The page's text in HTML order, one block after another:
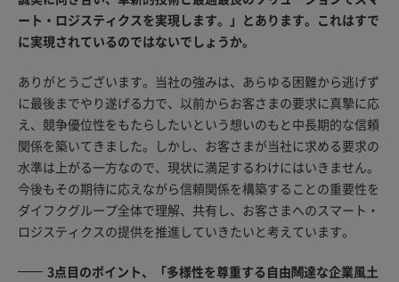
ート・ロジスティクスを実現します。」とあります。これはすで
に実現されているのではないでしょうか。
ありがとうございます。当社の強みは、あらゆる困難から逃げず
に最後までやり遂げる力で、以前からお客さまの要求に真摯に応
え、競争優位性をもたらしたいという想いのもと中長期的な信頼
関係を築いてきました。しかし、お客さまが当社に求める要求の
水準は上がる一方なので、現状に満足するわけにはいきません。
今後もその期待に応えながら信頼関係を構築することの重要性を
ダイフクグループ全体で理解、共有し、お客さまへのスマート・
ロジスティクスの提供を推進していきたいと考えています。
3点目のポイント、「多様性を尊重する自由闊達な企業風土